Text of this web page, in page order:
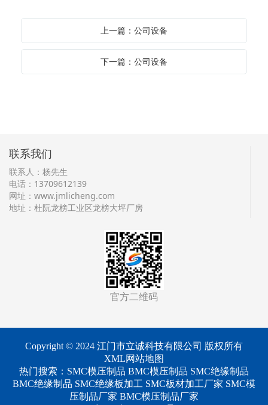
上一篇：公司设备
下一篇：公司设备
联系我们
联系人：杨先生
电话：13709612139
网址： www.jmlicheng.com
地址：杜阮龙榜工业区龙榜大坪厂房
官方二维码
Copyright © 2024 江门市立诚科技有限公司 版权所有
XML网站地图
热门搜索： SMC模压制品 BMC模压制品 SMC绝缘制品
BMC绝缘制品 SMC绝缘板加工 SMC板材加工厂家 SMC模
压制品厂家 BMC模压制品厂家